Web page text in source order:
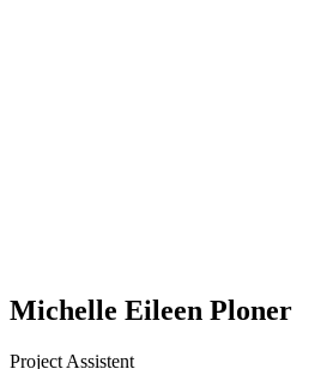
Michelle Eileen Ploner
Project Assistent